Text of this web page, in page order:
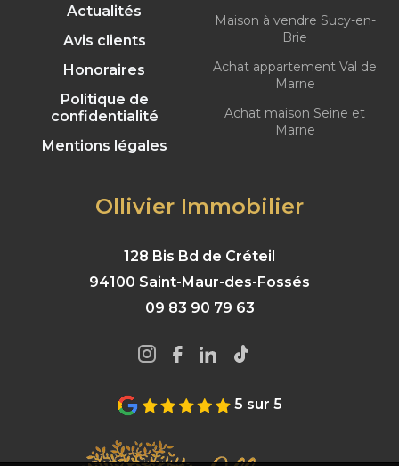
Actualités
Avis clients
Honoraires
Politique de
confidentialité
Mentions légales
Maison à vendre Sucy-en-
Brie
Achat appartement Val de
Marne
Achat maison Seine et
Marne
Ollivier Immobilier
128 Bis Bd de Créteil
94100 Saint-Maur-des-Fossés
09 83 90 79 63
5 sur 5